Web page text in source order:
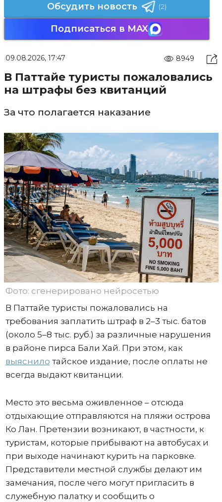
Обсудить новость (2)
Подписаться в MAX
09.08.2026, 17:47 8949
В Паттайе туристы пожаловались
на штрафы без квитанций
За что полагается наказание
Фото: сгенерировано нейросетью
В Паттайе туристы пожаловались на
требования заплатить штраф в 2–3 тыс. батов
(около 5–8 тыс. руб.) за различные нарушения
в районе пирса Бали Хай. При этом, как
выяснило тайское издание, после оплаты не
всегда выдают квитанции.
Место это весьма оживленное – отсюда
отдыхающие отправляются на пляжи острова
Ко Лан. Претензии возникают, в частности, к
туристам, которые прибывают на автобусах и
при выходе начинают курить на парковке.
Представители местной службы делают им
замечания, после чего могут пригласить в
служебную палатку и сообщить о